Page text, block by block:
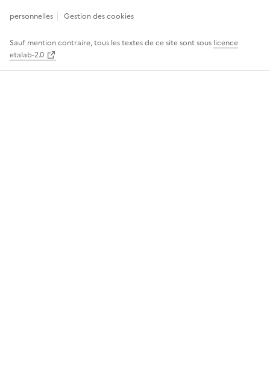
personnelles
Gestion des cookies
Sauf mention contraire, tous les textes de ce site sont sous licence
etalab-2.0